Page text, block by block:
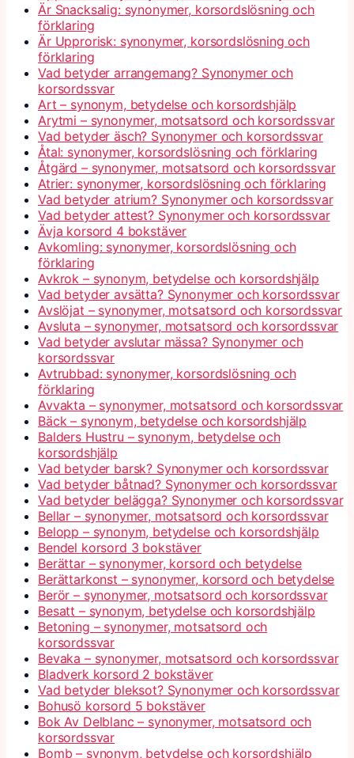
Är Snacksalig: synonymer, korsordslösning och
förklaring
Är Upprorisk: synonymer, korsordslösning och
förklaring
Vad betyder arrangemang? Synonymer och
korsordssvar
Art – synonym, betydelse och korsordshjälp
Arytmi – synonymer, motsatsord och korsordssvar
Vad betyder äsch? Synonymer och korsordssvar
Åtal: synonymer, korsordslösning och förklaring
Åtgärd – synonymer, motsatsord och korsordssvar
Atrier: synonymer, korsordslösning och förklaring
Vad betyder atrium? Synonymer och korsordssvar
Vad betyder attest? Synonymer och korsordssvar
Ävja korsord 4 bokstäver
Avkomling: synonymer, korsordslösning och
förklaring
Avkrok – synonym, betydelse och korsordshjälp
Vad betyder avsätta? Synonymer och korsordssvar
Avslöjat – synonymer, motsatsord och korsordssvar
Avsluta – synonymer, motsatsord och korsordssvar
Vad betyder avslutar mässa? Synonymer och
korsordssvar
Avtrubbad: synonymer, korsordslösning och
förklaring
Avvakta – synonymer, motsatsord och korsordssvar
Bäck – synonym, betydelse och korsordshjälp
Balders Hustru – synonym, betydelse och
korsordshjälp
Vad betyder barsk? Synonymer och korsordssvar
Vad betyder båtnad? Synonymer och korsordssvar
Vad betyder belägga? Synonymer och korsordssvar
Bellar – synonymer, motsatsord och korsordssvar
Belopp – synonym, betydelse och korsordshjälp
Bendel korsord 3 bokstäver
Berättar – synonymer, korsord och betydelse
Berättarkonst – synonymer, korsord och betydelse
Berör – synonymer, motsatsord och korsordssvar
Besatt – synonym, betydelse och korsordshjälp
Betoning – synonymer, motsatsord och
korsordssvar
Bevaka – synonymer, motsatsord och korsordssvar
Bladverk korsord 2 bokstäver
Vad betyder bleksot? Synonymer och korsordssvar
Bohusö korsord 5 bokstäver
Bok Av Delblanc – synonymer, motsatsord och
korsordssvar
Bomb – synonym, betydelse och korsordshjälp